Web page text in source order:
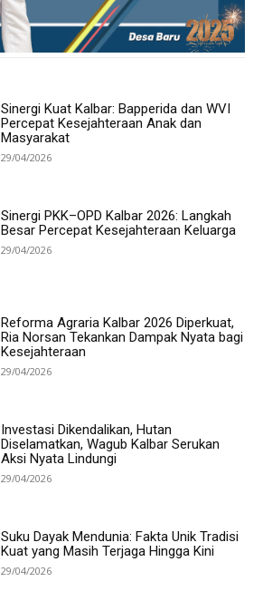
Sinergi Kuat Kalbar: Bapperida dan WVI
Percepat Kesejahteraan Anak dan
Masyarakat
29/04/2026
Sinergi PKK–OPD Kalbar 2026: Langkah
Besar Percepat Kesejahteraan Keluarga
29/04/2026
Reforma Agraria Kalbar 2026 Diperkuat,
Ria Norsan Tekankan Dampak Nyata bagi
Kesejahteraan
29/04/2026
Investasi Dikendalikan, Hutan
Diselamatkan, Wagub Kalbar Serukan
Aksi Nyata Lindungi
29/04/2026
Suku Dayak Mendunia: Fakta Unik Tradisi
Kuat yang Masih Terjaga Hingga Kini
29/04/2026